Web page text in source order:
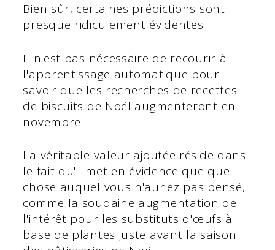
Bien sûr, certaines prédictions sont
presque ridiculement évidentes.
Il n'est pas nécessaire de recourir à
l'apprentissage automatique pour
savoir que les recherches de recettes
de biscuits de Noël augmenteront en
novembre.
La véritable valeur ajoutée réside dans
le fait qu'il met en évidence quelque
chose auquel vous n'auriez pas pensé,
comme la soudaine augmentation de
l'intérêt pour les substituts d'œufs à
base de plantes juste avant la saison